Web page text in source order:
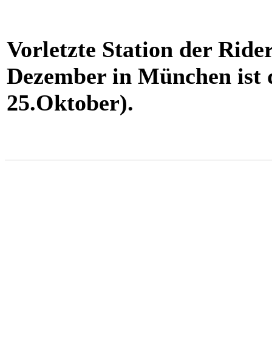
Vorletzte Station der
Dezember in München
25.Oktober).